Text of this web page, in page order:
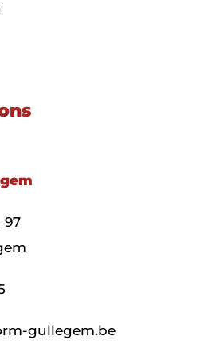
97
gullegem.be